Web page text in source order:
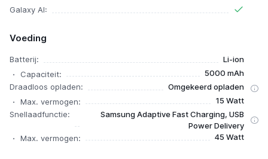
Galaxy AI:
Voeding
Batterij:
Li-ion
Capaciteit:
5000 mAh
Draadloos opladen:
Omgekeerd opladen
Max. vermogen:
15 Watt
Snellaadfunctie:
Samsung Adaptive Fast Charging, USB
Power Delivery
Max. vermogen:
45 Watt